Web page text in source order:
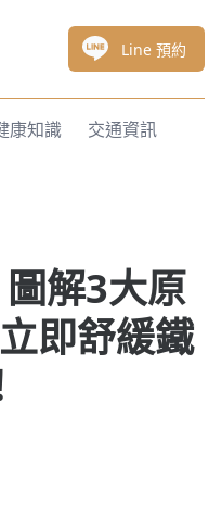
Line 預約
康知識 交通資訊
解3大原
即舒緩鐵